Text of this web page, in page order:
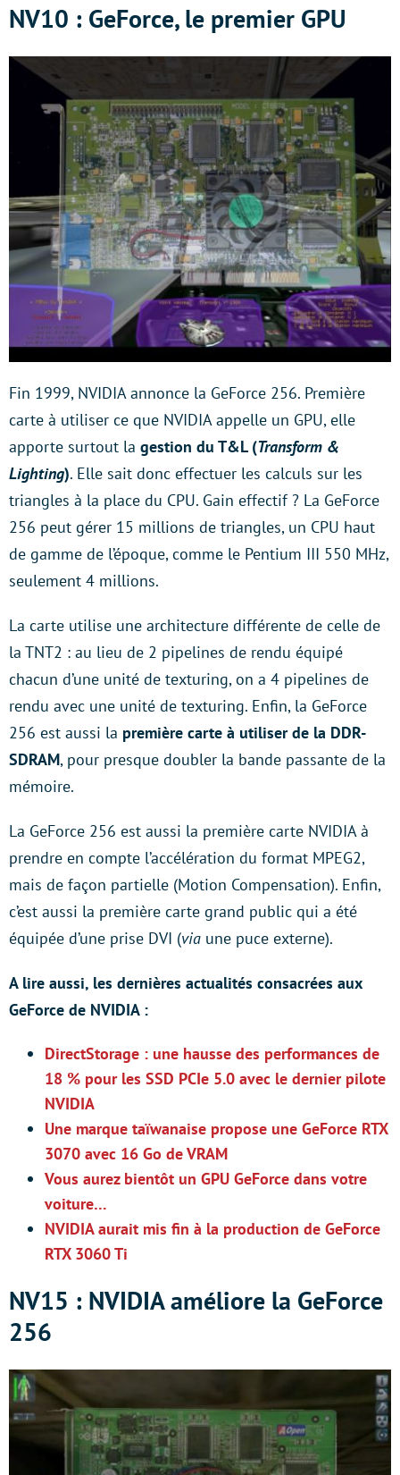
NV10 : GeForce, le premier GPU
Fin 1999, NVIDIA annonce la GeForce 256. Première
carte à utiliser ce que NVIDIA appelle un GPU, elle
apporte surtout la gestion du T&L (Transform &
Lighting). Elle sait donc effectuer les calculs sur les
triangles à la place du CPU. Gain effectif ? La GeForce
256 peut gérer 15 millions de triangles, un CPU haut
de gamme de l’époque, comme le Pentium III 550 MHz,
seulement 4 millions.
La carte utilise une architecture différente de celle de
la TNT2 : au lieu de 2 pipelines de rendu équipé
chacun d’une unité de texturing, on a 4 pipelines de
rendu avec une unité de texturing. Enfin, la GeForce
256 est aussi la première carte à utiliser de la DDR-
SDRAM, pour presque doubler la bande passante de la
mémoire.
La GeForce 256 est aussi la première carte NVIDIA à
prendre en compte l’accélération du format MPEG2,
mais de façon partielle (Motion Compensation). Enfin,
c’est aussi la première carte grand public qui a été
équipée d’une prise DVI (via une puce externe).
A lire aussi, les dernières actualités consacrées aux
GeForce de NVIDIA :
DirectStorage : une hausse des performances de
18 % pour les SSD PCIe 5.0 avec le dernier pilote
NVIDIA
Une marque taïwanaise propose une GeForce RTX
3070 avec 16 Go de VRAM
Vous aurez bientôt un GPU GeForce dans votre
voiture…
NVIDIA aurait mis fin à la production de GeForce
RTX 3060 Ti
NV15 : NVIDIA améliore la GeForce
256